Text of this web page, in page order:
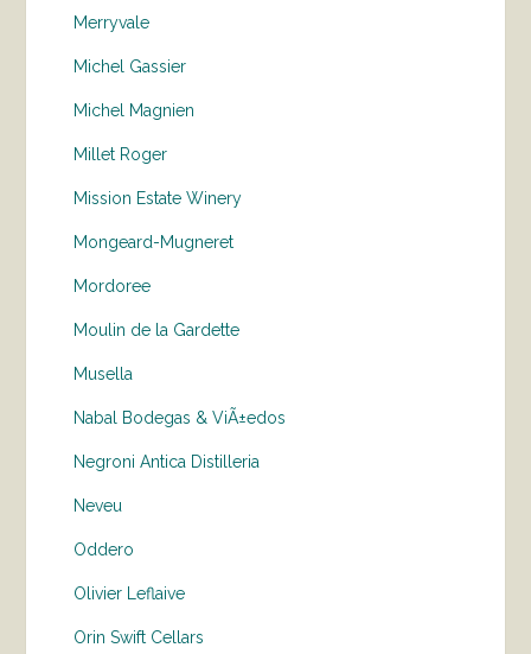
Merryvale
Michel Gassier
Michel Magnien
Millet Roger
Mission Estate Winery
Mongeard-Mugneret
Mordoree
Moulin de la Gardette
Musella
Nabal Bodegas & ViÃ±edos
Negroni Antica Distilleria
Neveu
Oddero
Olivier Leflaive
Orin Swift Cellars